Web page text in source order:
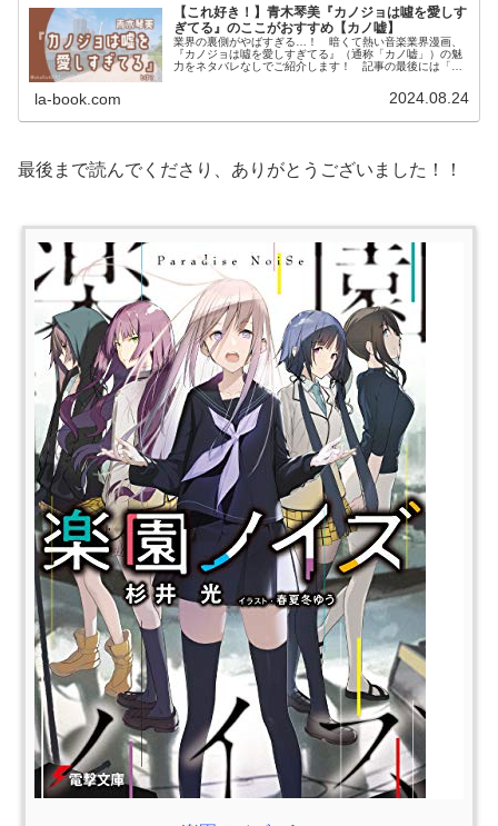
【これ好き！】青木琴美『カノジョは噓を愛しす
ぎてる』のここがおすすめ【カノ嘘】
業界の裏側がやばすぎる…！ 暗くて熱い音楽業界漫画、
『カノジョは噓を愛しすぎてる』（通称「カノ嘘」）の魅
力をネタバレなしでご紹介します！ 記事の最後には「カ
la-book.com 2024.08.24
最後まで読んでくださり、ありがとうございました！！